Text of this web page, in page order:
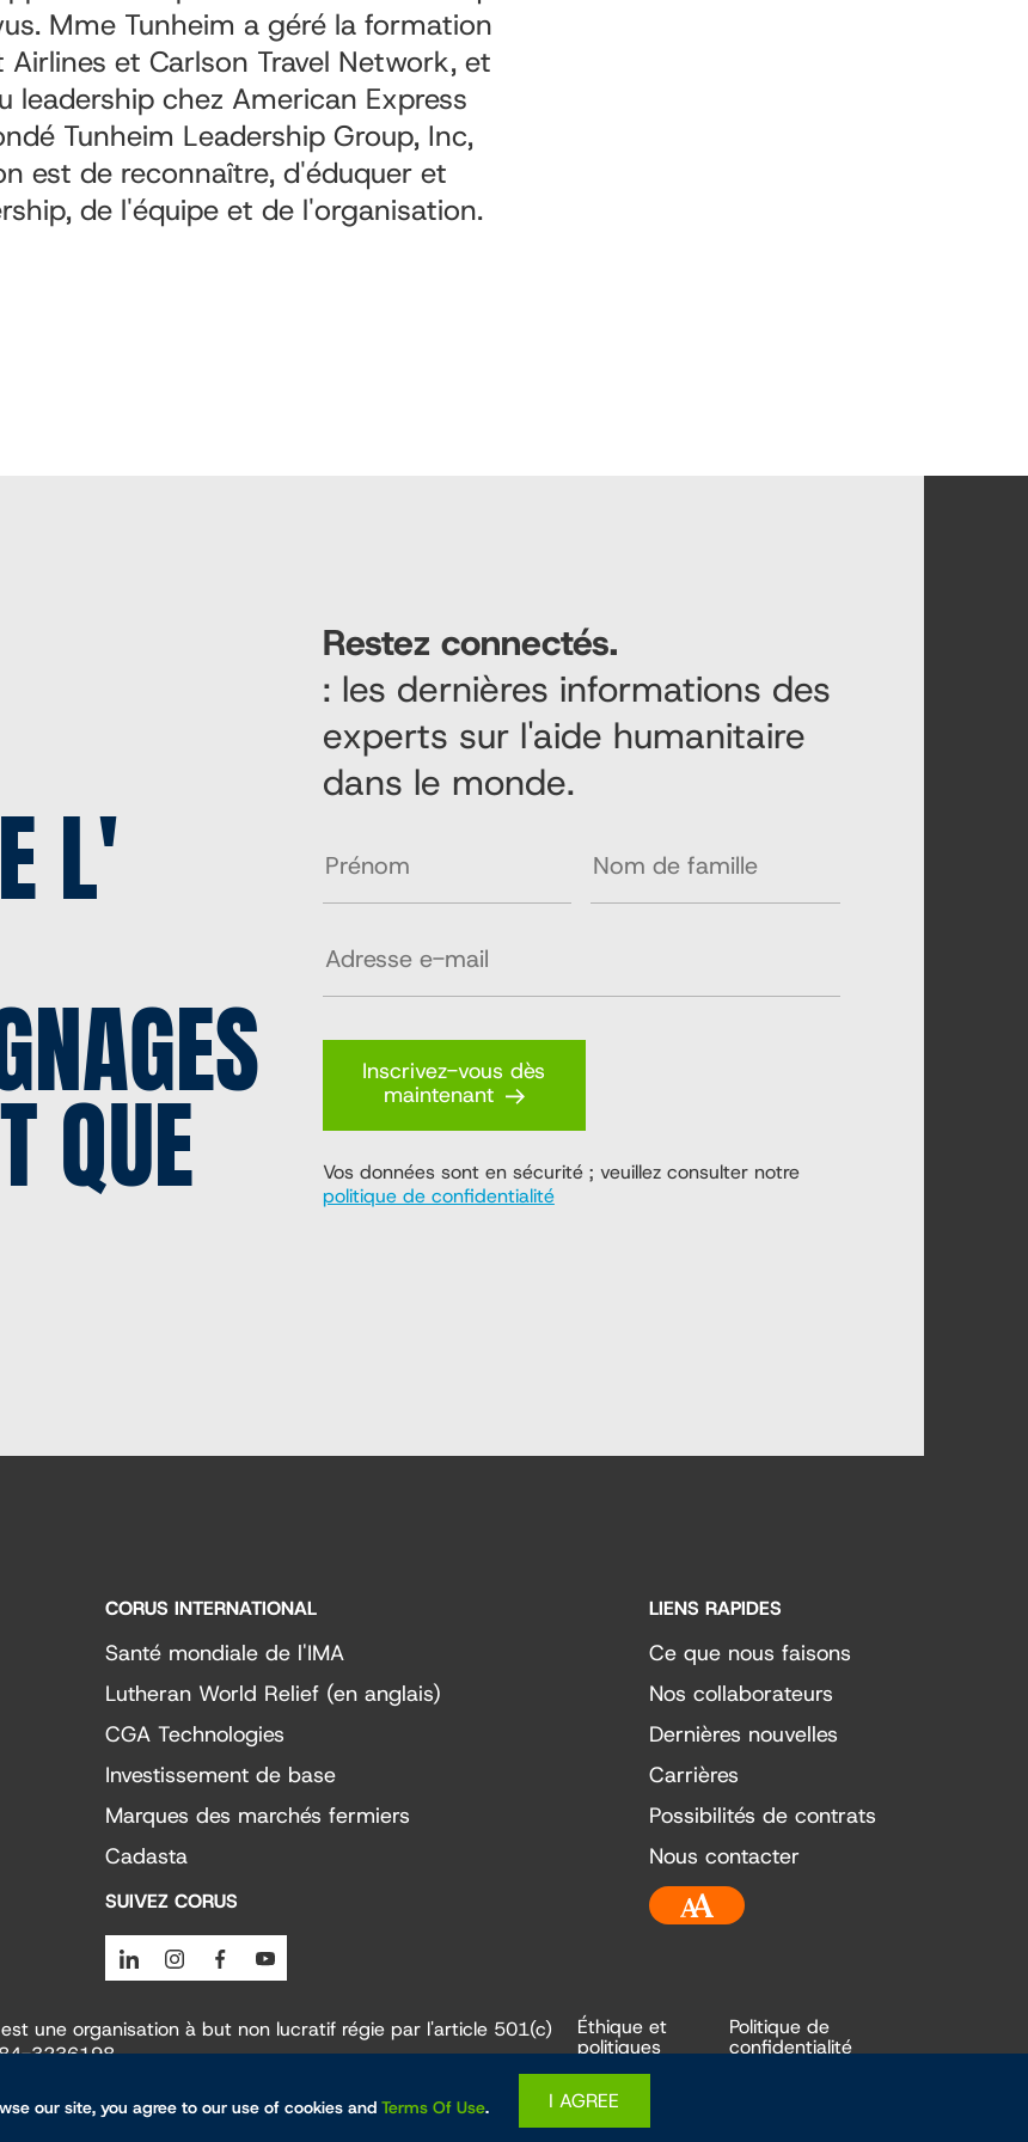
Mme Tunheim a géré la formation
et Carlson Travel Network, et
chez American Express
Tunheim Leadership Group, Inc,
est de reconnaître, d'éduquer et
de l'équipe et de l'organisation.
L'
QUE
Restez connectés.
: les dernières informations des
experts sur l'aide humanitaire
dans le monde.
Inscrivez-vous dès
maintenant
Vos données sont en sécurité ; veuillez consulter notre
politique de confidentialité
CORUS INTERNATIONAL
Santé mondiale de l'IMA
Lutheran World Relief (en anglais)
CGA Technologies
Investissement de base
Marques des marchés fermiers
Cadasta
SUIVEZ CORUS
LinkedinInstagramFacebook
LIENS RAPIDES
Ce que nous faisons
Nos collaborateurs
Dernières nouvelles
Carrières
Possibilités de contrats
Nous contacter
une organisation à but non lucratif régie par l'article 501(c)
3236198.
Éthique et
politiques
Politique de
confidentialité
our site, you agree to our use of cookies and Terms Of Use. I AGREE